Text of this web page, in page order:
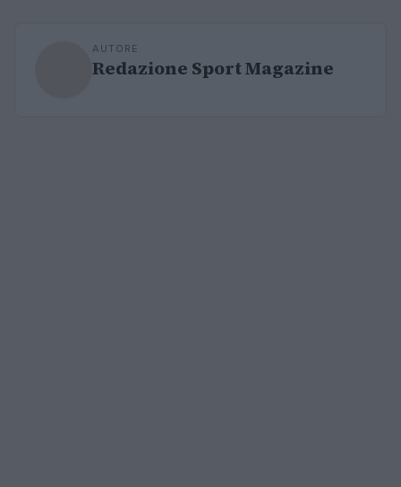
AUTORE
Redazione Sport Magazine